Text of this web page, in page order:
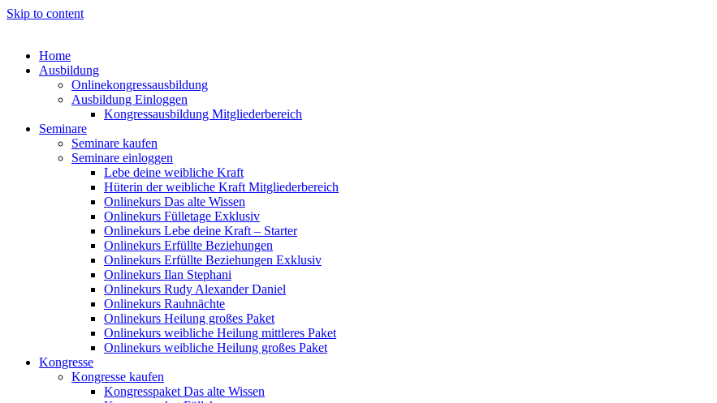
Skip to content
Home
Ausbildung
Onlinekongressausbildung
Ausbildung Einloggen
Kongressausbildung Mitgliederbereich
Seminare
Seminare kaufen
Seminare einloggen
Lebe deine weibliche Kraft
Hüterin der weibliche Kraft Mitgliederbereich
Onlinekurs Das alte Wissen
Onlinekurs Fülletage Exklusiv
Onlinekurs Lebe deine Kraft – Starter
Onlinekurs Erfüllte Beziehungen
Onlinekurs Erfüllte Beziehungen Exklusiv
Onlinekurs Ilan Stephani
Onlinekurs Rudy Alexander Daniel
Onlinekurs Rauhnächte
Onlinekurs Heilung großes Paket
Onlinekurs weibliche Heilung mittleres Paket
Onlinekurs weibliche Heilung großes Paket
Kongresse
Kongresse kaufen
Kongresspaket Das alte Wissen